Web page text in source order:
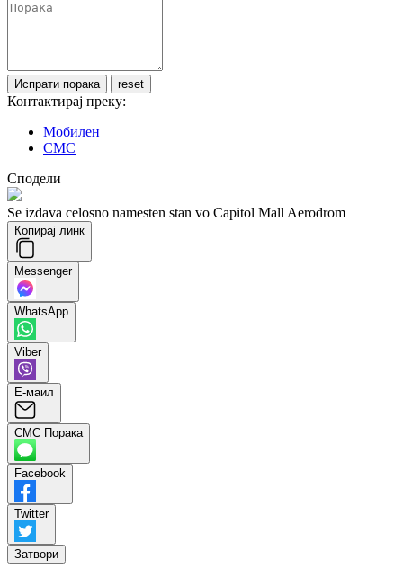
Контактирај преку:
Мобилен
СМС
Сподели
Se izdava celosno namesten stan vo Capitol Mall Aerodrom
Копирај линк
Messenger
WhatsApp
Viber
Е-маил
СМС Порака
Facebook
Twitter
Затвори